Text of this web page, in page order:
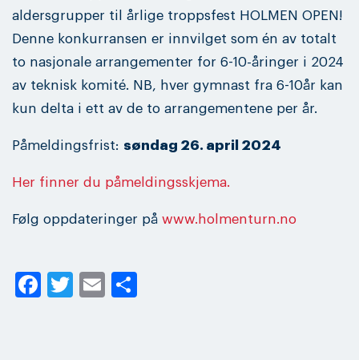
aldersgrupper til årlige troppsfest HOLMEN OPEN!
Denne konkurransen er innvilget som én av totalt
to nasjonale arrangementer for 6-10-åringer i 2024
av teknisk komité. NB, hver gymnast fra 6-10år kan
kun delta i ett av de to arrangementene per år.
Påmeldingsfrist: søndag 26. april 2024
Her finner du påmeldingsskjema.
Følg oppdateringer på www.holmenturn.no
Facebook
Twitter
Email